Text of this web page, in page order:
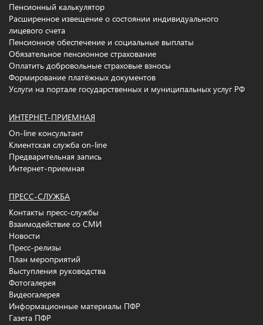
Пенсионный калькулятор
Расширенное извещение о состоянии индивидуального
лицевого счета
Пенсионное обеспечение и социальные выплаты
Обязательное пенсионное страхование
Оплатить добровольные страховые взносы
Формирование платёжных документов
Услуги на портале государственных и муниципальных услуг РФ
ИНТЕРНЕТ-ПРИЕМНАЯ
On-line консультант
Клиентская служба on-line
Предварительная запись
Интернет-приемная
ПРЕСС-СЛУЖБА
Контакты пресс-службы
Взаимодействие со СМИ
Новости
Пресс-релизы
План мероприятий
Выступления руководства
Фотогалерея
Видеогалерея
Информационные материалы ПФР
Газета ПФР